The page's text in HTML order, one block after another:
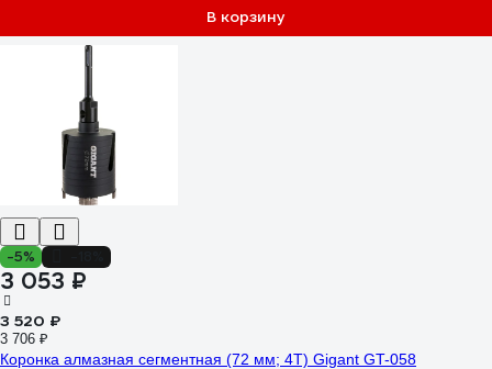
В корзину
-5%
3 053 ₽
3 520 ₽
3 706 ₽
Коронка алмазная сегментная (72 мм; 4T) Gigant GT-058